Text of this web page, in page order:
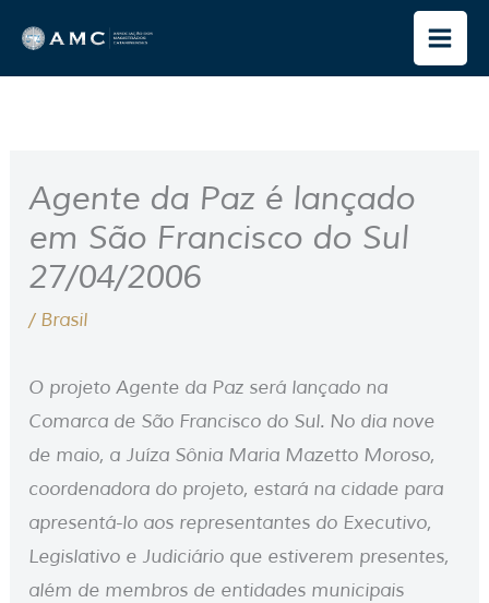
para
o
Agente da Paz é lançado
em São Francisco do Sul
27/04/2006
/ Brasil
O projeto Agente da Paz será lançado na
Comarca de São Francisco do Sul. No dia nove
de maio, a Juíza Sônia Maria Mazetto Moroso,
coordenadora do projeto, estará na cidade para
apresentá-lo aos representantes do Executivo,
Legislativo e Judiciário que estiverem presentes,
além de membros de entidades municipais